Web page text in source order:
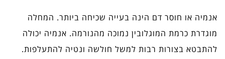
אנמיה או חוסר דם הינה בעייה שכיחה ביותר. המחלה
מוגדרת כרמת המוגלובין נמוכה מהנורמה. אנמיה יכולה
להתבטא בצורות רבות למשל חולשה ונטיה להתעלפות.